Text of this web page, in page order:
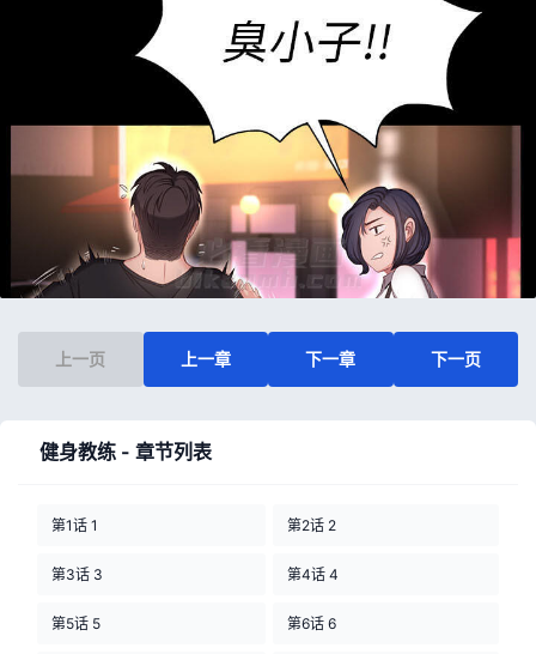
上一页 上一章 下一章 下一页
健身教练 - 章节列表
第1话 1 第2话 2
第3话 3 第4话 4
第5话 5 第6话 6